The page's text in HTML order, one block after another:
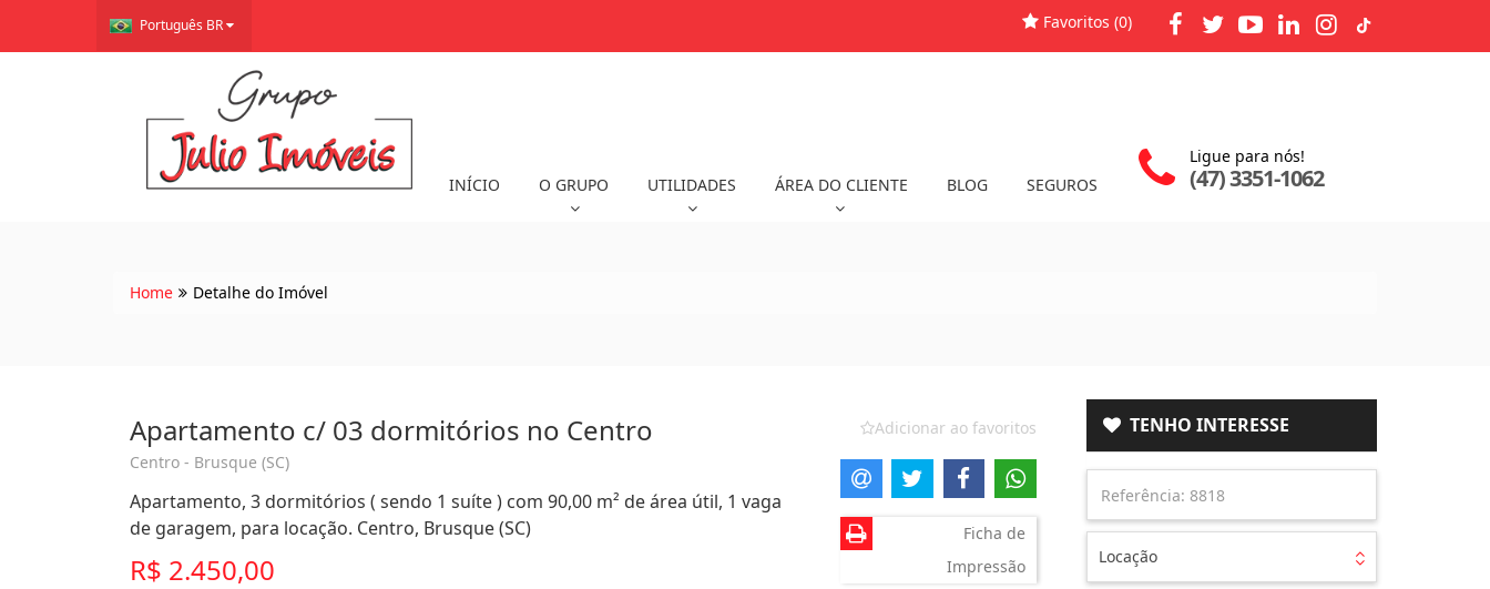
Português BR Favoritos (0)
INÍCIO O GRUPO UTILIDADES ÁREA DO CLIENTE BLOG SEGUROS
Ligue para nós!
(47) 3351-1062
Home Detalhe do Imóvel
Apartamento c/ 03 dormitórios no Centro
Centro - Brusque (SC)
Apartamento, 3 dormitórios ( sendo 1 suíte ) com 90,00 m² de área útil, 1 vaga
de garagem, para locação. Centro, Brusque (SC)
R$ 2.450,00
Adicionar ao favoritos
Ficha de
Impressão
TENHO INTERESSE
Locação